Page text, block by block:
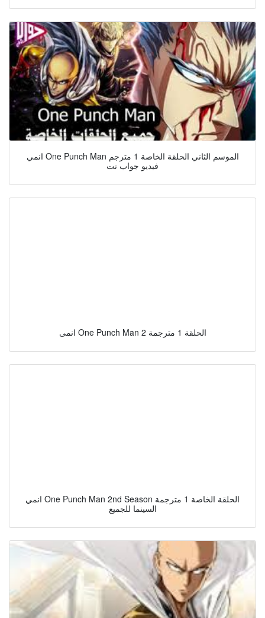
انمي One Punch Man الموسم الثاني الحلقة الخاصة 1 مترجم
فيديو جواب نت
انمى One Punch Man 2 الحلقة 1 مترجمة
انمي One Punch Man 2nd Season الحلقة الخاصة 1 مترجمة
السينما للجميع